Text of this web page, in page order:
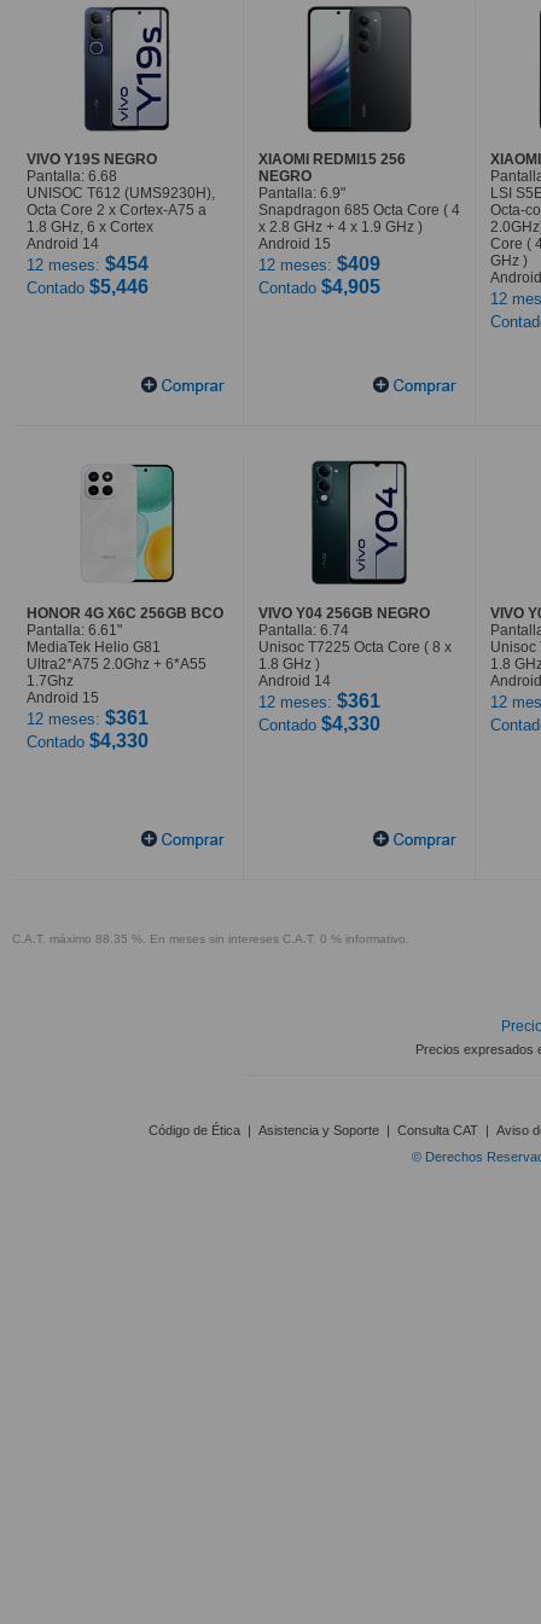
VIVO Y19S NEGRO
Pantalla: 6.68
UNISOC T612 (UMS9230H),
Octa Core 2 x Cortex-A75 a
1.8 GHz, 6 x Cortex
Android 14
12 meses: $454
Contado $5,446
XIAOMI REDMI15 256
NEGRO
Pantalla: 6.9"
Snapdragon 685 Octa Core ( 4
x 2.8 GHz + 4 x 1.9 GHz )
Android 15
12 meses: $409
Contado $4,905
LSI
Octa-
Core (
GHz )
12
HONOR 4G X6C 256GB BCO
Pantalla: 6.61"
MediaTek Helio G81
Ultra2*A75 2.0Ghz + 6*A55
1.7Ghz
Android 15
12 meses: $361
Contado $4,330
VIVO Y04 256GB NEGRO
Pantalla: 6.74
Unisoc T7225 Octa Core ( 8 x
1.8 GHz )
Android 14
12 meses: $361
Contado $4,330
VIVO
Unisoc
1.8
12
C.A.T. máximo 88.35 %. En meses sin intereses C.A.T. 0 % informativo.
Precios expresados
Código de Ética | Asistencia y Soporte | Consulta CAT | Aviso
© Derechos